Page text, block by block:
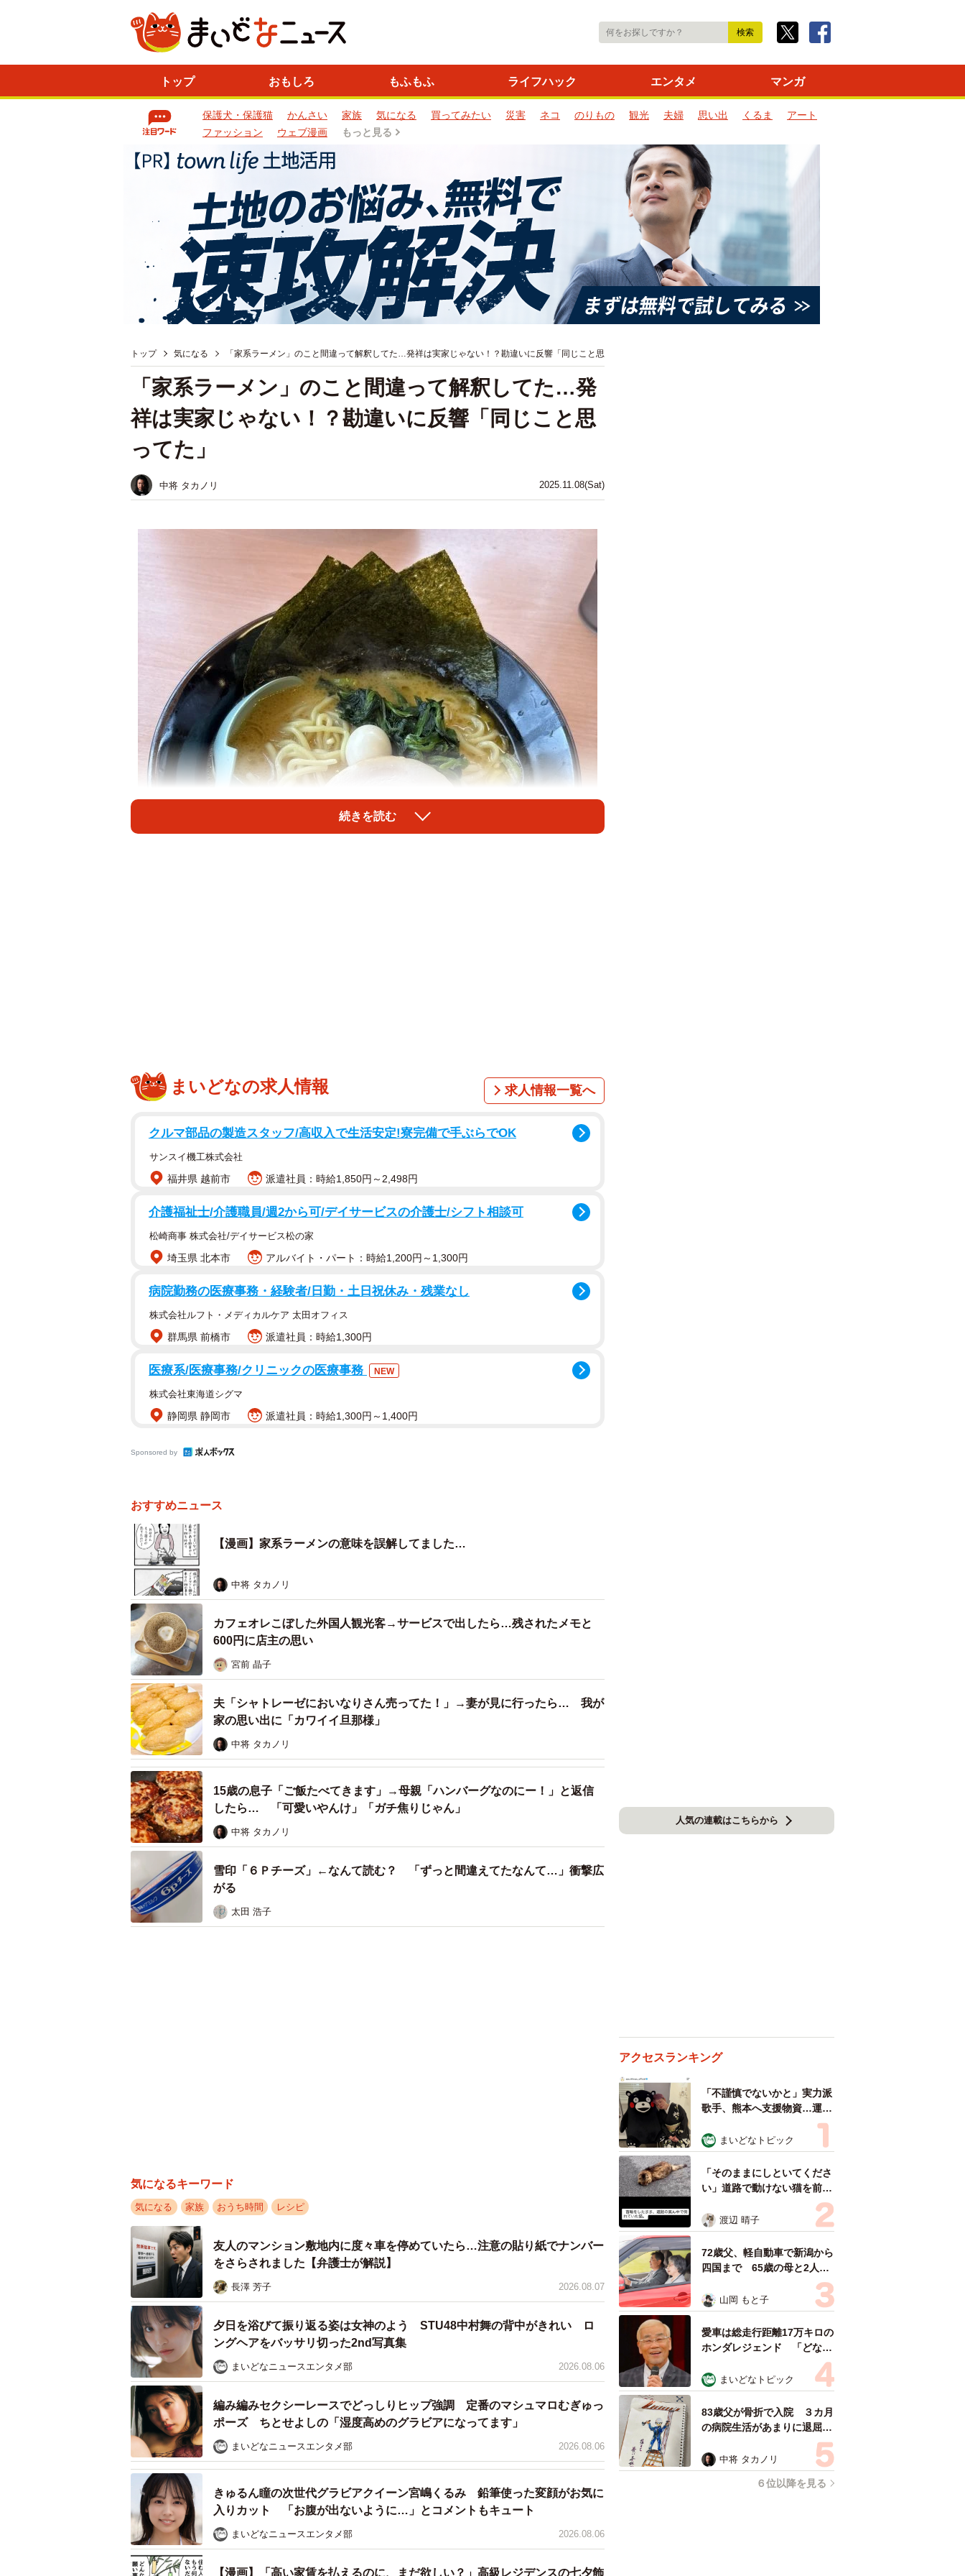
トップ おもしろ もふもふ ライフハック エンタメ マンガ
保護犬・保護猫 かんさい 家族 気になる 買ってみたい 災害 ネコ のりもの 観光 夫婦 思い出 くるま
アート
ファッション
ウェブ漫画 もっと見る
トップ 気になる 「家系ラーメン」のこと間違って解釈してた…発祥は実家じゃない！？勘違いに反響「同じこと思
2025.11.08(Sat)
「家系ラーメン」のこと間違って解釈してた…発
祥は実家じゃない！？勘違いに反響「同じこと思
ってた」
中将 タカノリ
今、SNS上ではそんな家系ラーメンに関する が大きな注目を集めている。
「えっ、そうじゃなかったの！？家系ラーメンの事を間違って解釈してた。。」
と漫画でそのあらましを紹介したのは漫画アカウント「工務店の日報」を運営する
一さん
（@komute_no_nippo）。
続きを読む
まいどなの求人情報 求人情報一覧へ
クルマ部品の製造スタッフ/高収入で生活安定!寮完備で手ぶらでOK
サンスイ機工株式会社
福井県 越前市 派遣社員：時給1,850円～2,498円
介護福祉士/介護職員/週2から可/デイサービスの介護士/シフト相談可
松崎商事 株式会社/デイサービス松の家
埼玉県 北本市 アルバイト・パート：時給1,200円～1,300円
病院勤務の医療事務・経験者/日勤・土日祝休み・残業なし
株式会社ルフト・メディカルケア 太田オフィス
群馬県 前橋市 派遣社員：時給1,300円
医療系/医療事務/クリニックの医療事務 NEW
株式会社東海道シグマ
静岡県 静岡市 派遣社員：時給1,300円～1,400円
Sponsored by
おすすめニュース
【漫画】家系ラーメンの意味を誤解してました…
中将 タカノリ
カフェオレこぼした外国人観光客→サービスで出したら…残されたメモと
600円に店主の思い
宮前 晶子
夫「シャトレーゼにおいなりさん売ってた！」→妻が見に行ったら… 我が
家の思い出に「カワイイ旦那様」
中将 タカノリ
15歳の息子「ご飯たべてきます」→母親「ハンバーグなのにー！」と返信
したら… 「可愛いやんけ」「ガチ焦りじゃん」
中将 タカノリ
雪印「６Ｐチーズ」←なんて読む？ 「ずっと間違えてたなんて…」衝撃広
がる
太田 浩子
気になるキーワード
気になる 家族 おうち時間 レシピ
友人のマンション敷地内に度々車を停めていたら…注意の貼り紙でナンバー
をさらされました【弁護士が解説】
長澤 芳子 2026.08.07
夕日を浴びて振り返る姿は女神のよう STU48中村舞の背中がきれい ロ
ングヘアをバッサリ切った2nd写真集
まいどなニュースエンタメ部 2026.08.06
編み編みセクシーレースでどっしりヒップ強調 定番のマシュマロむぎゅっ
ポーズ ちとせよしの「湿度高めのグラビアになってます」
まいどなニュースエンタメ部 2026.08.06
きゅるん瞳の次世代グラビアクイーン宮嶋くるみ 鉛筆使った変顔がお気に
入りカット 「お腹が出ないように…」とコメントもキュート
まいどなニュースエンタメ部 2026.08.06
【漫画】「高い家賃を払えるのに、まだ欲しい？」高級レジデンスの七夕飾
人気の連載はこちらから
アクセスランキング
「不謹慎でないかと」実力派
歌手、熊本へ支援物資…運搬
トラックの車体デザインにた
めらい 「痛いほど伝わる」
「行動され立派」
まいどなトピック
「そのままにしといてくださ
い」道路で動けない猫を前に
返された一言… 懸命に生き
ようとした4日間 「命の重
さはみんな同じ」保護団体代
表の訴え
渡辺 晴子
72歳父、軽自動車で新潟から
四国まで 65歳の母と2人で
3泊4日の旅 パーキングの休
憩まで分刻み… 「大学生で
も組まねえよ！」
山岡 もと子
愛車は総走行距離17万キロの
ホンダレジェンド 「どなた
か欲しい方が居たら」 大御
所漫才師が譲渡の意向
まいどなトピック
83歳父が骨折で入院 ３カ月
の病院生活があまりに退屈で
「画用紙と色鉛筆持ってこ
い！」→スケッチブックを見
た家族が仰天「これ、売れま
中将 タカノリ
６位以降を見る